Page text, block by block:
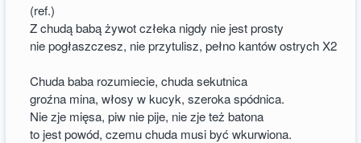
(ref.)
Z chudą babą żywot człeka nigdy nie jest prosty
nie pogłaszczesz, nie przytulisz, pełno kantów ostrych X2
Chuda baba rozumiecie, chuda sekutnica
groźna mina, włosy w kucyk, szeroka spódnica.
Nie zje mięsa, piw nie pije, nie zje też batona
to jest powód, czemu chuda musi być wkurwiona.